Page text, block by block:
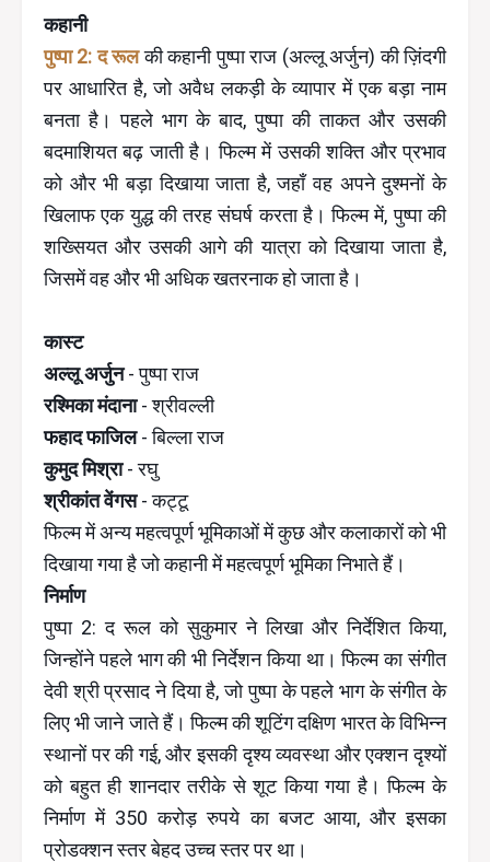
कहानी
पुष्पा 2: द रूलकी कहानी पुष्पा राज (अल्लू अर्जुन) की ज़िंदगी
पर आधारित है, जो अवैध लकड़ी के व्यापार में एक बड़ा नाम
बनता है। पहले भाग के बाद, पुष्पा की ताकत और उसकी
बदमाशियत बढ़ जाती है। फिल्म में उसकी शक्ति और प्रभाव
को और भी बड़ा दिखाया जाता है, जहाँ वह अपने दुश्मनों के
खिलाफ एक युद्ध की तरह संघर्ष करता है। फिल्म में, पुष्पा की
शख्सियत और उसकी आगे की यात्रा को दिखाया जाता है,
जिसमें वह और भी अधिक खतरनाक हो जाता है।
कास्ट
अल्लू अर्जुन- पुष्पा राज
रश्मिका मंदाना- श्रीवल्ली
फहाद फाजिल- बिल्ला राज
कुमुद मिश्रा- रघु
श्रीकांत वेंगस- कट्टू
फिल्म में अन्य महत्वपूर्ण भूमिकाओं में कुछ और कलाकारों को भी
दिखाया गया है जो कहानी में महत्वपूर्ण भूमिका निभाते हैं।
निर्माण
पुष्पा 2: द रूल को सुकुमार ने लिखा और निर्देशित किया,
जिन्होंने पहले भाग की भी निर्देशन किया था। फिल्म का संगीत
देवी श्री प्रसाद ने दिया है, जो पुष्पा के पहले भाग के संगीत के
लिए भी जाने जाते हैं। फिल्म की शूटिंग दक्षिण भारत के विभिन्न
स्थानों पर की गई, और इसकी दृश्य व्यवस्था और एक्शन दृश्यों
को बहुत ही शानदार तरीके से शूट किया गया है। फिल्म के
निर्माण में 350 करोड़ रुपये का बजट आया, और इसका
प्रोडक्शन स्तर बेहद उच्च स्तर पर था।